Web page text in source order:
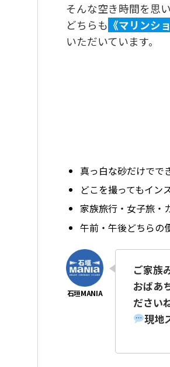
そんな空き時間を思
どちらも 《マリンシ
いただいています。
真っ白な砂だけでで
どこを撮ってもイン
家族旅行・女子旅・
午前・午後どちらの
ご家族
おばあ
ださい
現地